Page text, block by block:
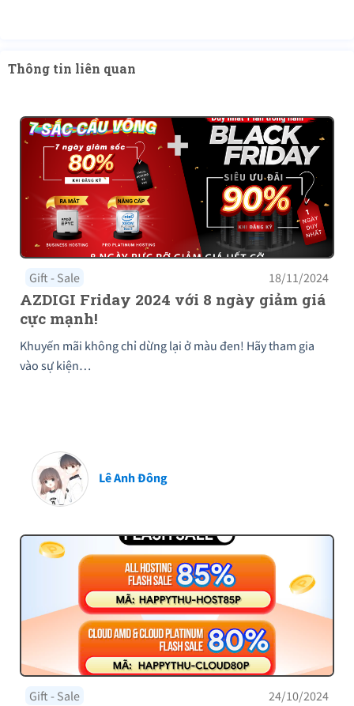
Thông tin liên quan
Gift - Sale 18/11/2024
AZDIGI Friday 2024 với 8 ngày giảm giá
cực mạnh!
Khuyến mãi không chỉ dừng lại ở màu đen! Hãy tham gia
vào sự kiện…
Lê Anh Đông
Gift - Sale 24/10/2024